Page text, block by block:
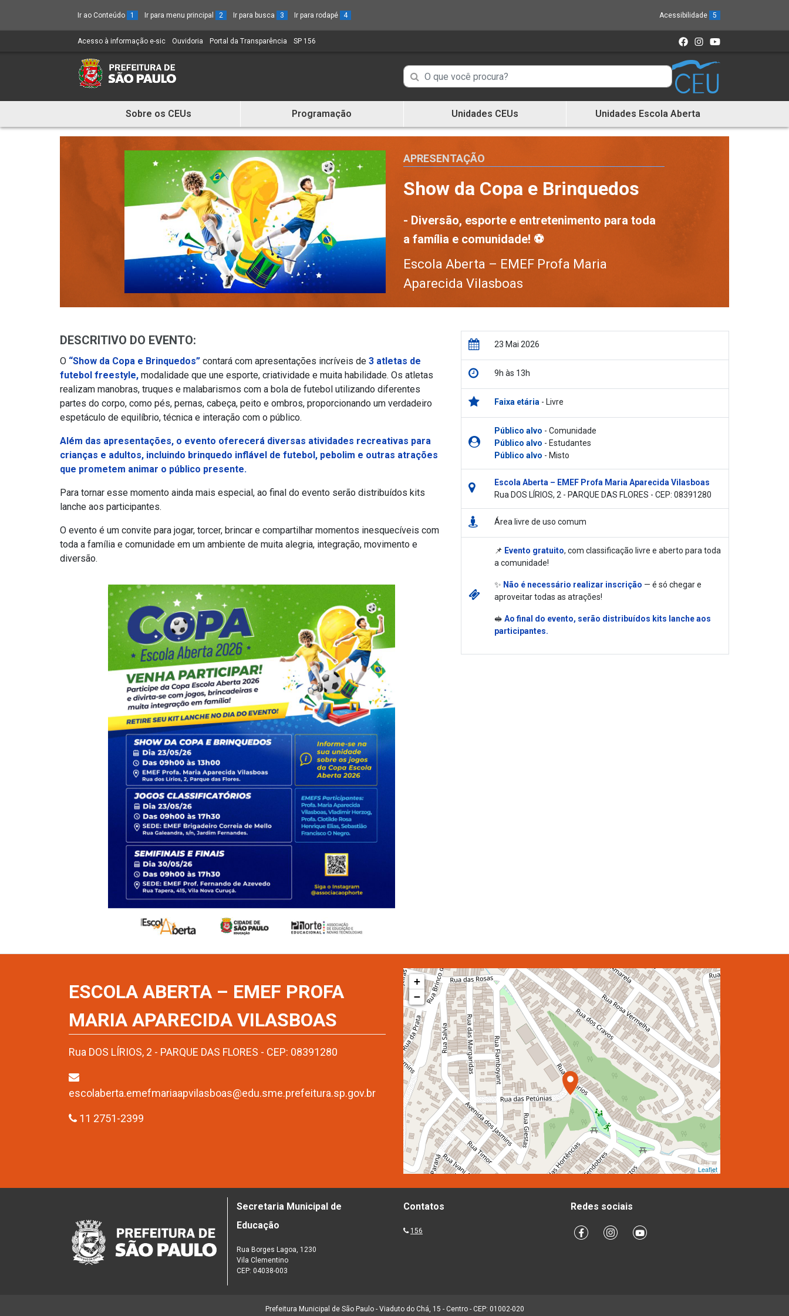
Ir ao Conteúdo 1 Ir para menu principal 2 Ir para busca 3 Ir para rodapé 4 Acessibilidade 5
Acesso à informação e-sic (Link
um
novo
Ouvidoria (Link
Portal da Transparência (Link
SP 156
Campo
de
de
informações
Campo
de
Busca
informações
e
Sobre os CEUs Programação Unidades CEUs Unidades Escola Aberta
APRESENTAÇÃO
Show da Copa e Brinquedos
- Diversão, esporte e entretenimento para toda
a família e comunidade! ⚽
Escola Aberta – EMEF Profa Maria
Aparecida Vilasboas
DESCRITIVO DO EVENTO:
O “Show da Copa e Brinquedos” contará com apresentações incríveis de 3 atletas de
futebol freestyle, modalidade que une esporte, criatividade e muita habilidade. Os atletas
realizam manobras, truques e malabarismos com a bola de futebol utilizando diferentes
partes do corpo, como pés, pernas, cabeça, peito e ombros, proporcionando um verdadeiro
espetáculo de equilíbrio, técnica e interação com o público.
Além das apresentações, o evento oferecerá diversas atividades recreativas para
crianças e adultos, incluindo brinquedo inflável de futebol, pebolim e outras atrações
que prometem animar o público presente.
Para tornar esse momento ainda mais especial, ao final do evento serão distribuídos kits
lanche aos participantes.
O evento é um convite para jogar, torcer, brincar e compartilhar momentos inesquecíveis com
toda a família e comunidade em um ambiente de muita alegria, integração, movimento e
diversão.
23 Mai 2026
9h às 13h
Faixa etária- Livre
Público alvo - Comunidade
Público alvo - Estudantes
Público alvo - Misto
Escola Aberta – EMEF Profa Maria Aparecida Vilasboas
Rua DOS LÍRIOS, 2 - PARQUE DAS FLORES - CEP: 08391280
Área livre de uso comum
📌 Evento gratuito, com classificação livre e aberto para toda
a comunidade!
✨ Não é necessário realizar inscrição — é só chegar e
aproveitar todas as atrações!
🥪 Ao final do evento, serão distribuídos kits lanche aos
participantes.
ESCOLA ABERTA – EMEF PROFA
MARIA APARECIDA VILASBOAS
Rua DOS LÍRIOS, 2 - PARQUE DAS FLORES - CEP: 08391280
escolaberta.emefmariaapvilasboas@edu.sme.prefeitura.sp.gov.br
11 2751-2399
+
−
Leaflet
Secretaria Municipal de
Educação
Rua Borges Lagoa, 1230
Vila Clementino
CEP: 04038-003
Contatos
156
Redes sociais
Prefeitura Municipal de São Paulo - Viaduto do Chá, 15 - Centro - CEP: 01002-020